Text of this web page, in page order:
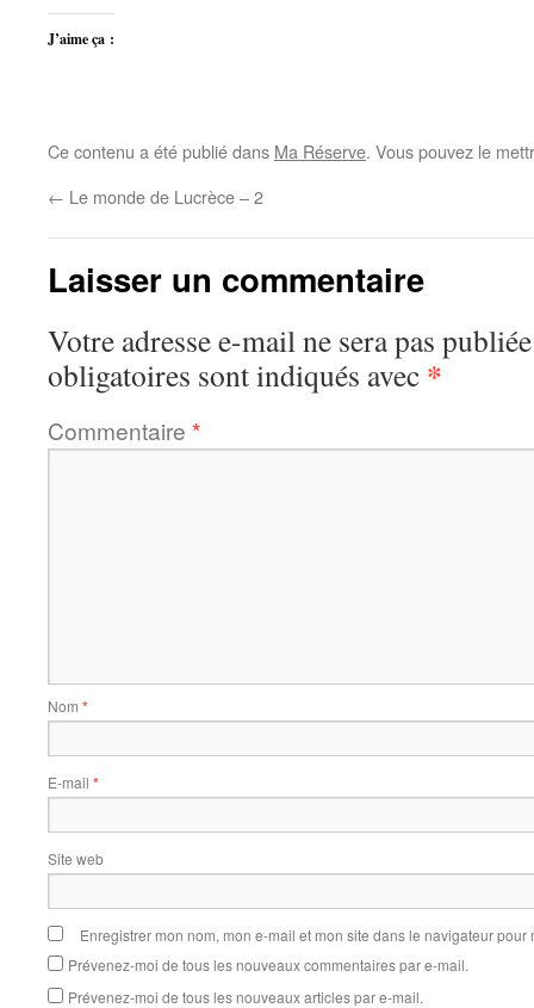
J’aime ça :
Ce contenu a été publié dans Ma Réserve. Vous pouvez le
← Le monde de Lucrèce – 2
Laisser un commentaire
Votre adresse e-mail ne sera pas
obligatoires sont indiqués avec *
Commentaire *
Nom *
E-mail *
Site web
Enregistrer mon nom, mon e-mail et mon site dans le navigateur
Prévenez-moi de tous les nouveaux commentaires par e-mail.
Prévenez-moi de tous les nouveaux articles par e-mail.